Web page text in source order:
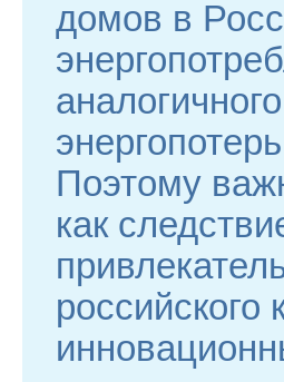
домов в
Поэтому
как